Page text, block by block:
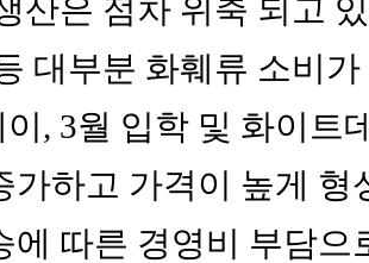
산은 점차 위축 되고
대부분 화훼류 소비
, 3월 입학 및 화이트
가하고 가격이 높게
에 따른 경영비 부담